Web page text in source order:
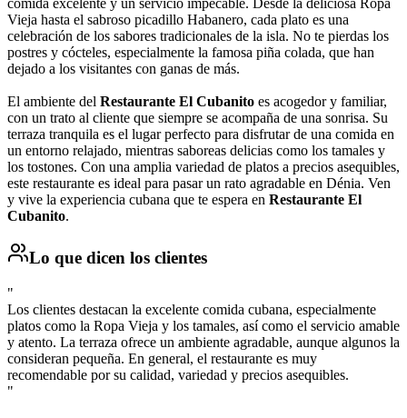
comida excelente y un servicio impecable. Desde la deliciosa Ropa
Vieja hasta el sabroso picadillo Habanero, cada plato es una
celebración de los sabores tradicionales de la isla. No te pierdas los
postres y cócteles, especialmente la famosa piña colada, que han
dejado a los visitantes con ganas de más.
El ambiente del Restaurante El Cubanito es acogedor y familiar,
con un trato al cliente que siempre se acompaña de una sonrisa. Su
terraza tranquila es el lugar perfecto para disfrutar de una comida en
un entorno relajado, mientras saboreas delicias como los tamales y
los tostones. Con una amplia variedad de platos a precios asequibles,
este restaurante es ideal para pasar un rato agradable en Dénia. Ven
y vive la experiencia cubana que te espera en Restaurante El
Cubanito.
Lo que dicen los clientes
"
Los clientes destacan la excelente comida cubana, especialmente
platos como la Ropa Vieja y los tamales, así como el servicio amable
y atento. La terraza ofrece un ambiente agradable, aunque algunos la
consideran pequeña. En general, el restaurante es muy
recomendable por su calidad, variedad y precios asequibles.
"